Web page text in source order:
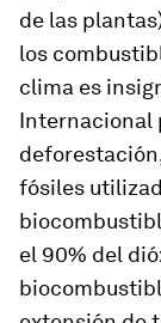
de las
los
clima es
Internacional
fósiles
el 90% del